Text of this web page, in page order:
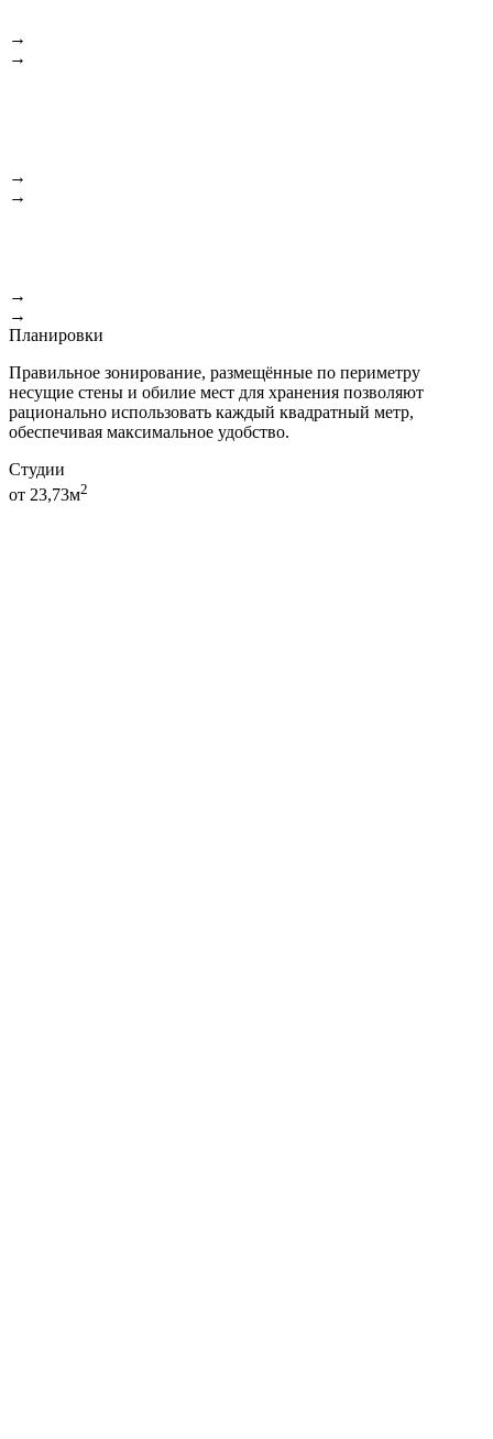
→
→
→
→
→
→
Планировки
Правильное зонирование, размещённые по периметру
несущие стены и обилие мест для хранения позволяют
рационально использовать каждый квадратный метр,
обеспечивая максимальное удобство.
Студии
от 23,73м2